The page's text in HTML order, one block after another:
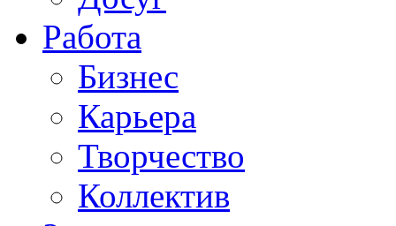
Работа
Бизнес
Карьера
Творчество
Коллектив